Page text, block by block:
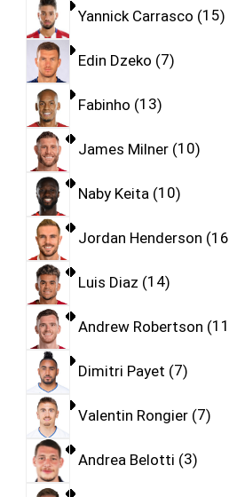
Yannick Carrasco 15
Edin Dzeko 7
Fabinho 13
James Milner 10
Naby Keita 10
Jordan Henderson 16
Luis Diaz 14
Andrew Robertson 11
Dimitri Payet 7
Valentin Rongier 7
Andrea Belotti 3